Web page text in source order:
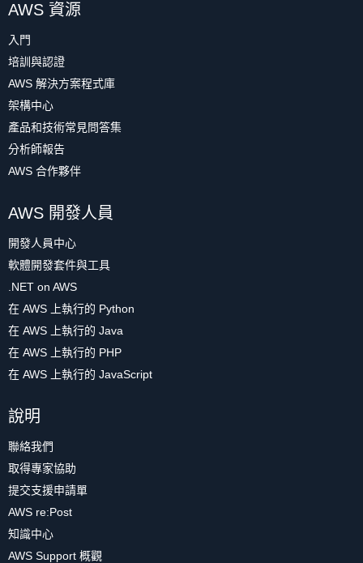
AWS 資源
入門
培訓與認證
AWS 解決方案程式庫
架構中心
產品和技術常見問答集
分析師報告
AWS 合作夥伴
AWS 開發人員
開發人員中心
軟體開發套件與工具
.NET on AWS
在 AWS 上執行的 Python
在 AWS 上執行的 Java
在 AWS 上執行的 PHP
在 AWS 上執行的 JavaScript
說明
聯絡我們
取得專家協助
提交支援申請單
AWS re:Post
知識中心
AWS Support 概觀